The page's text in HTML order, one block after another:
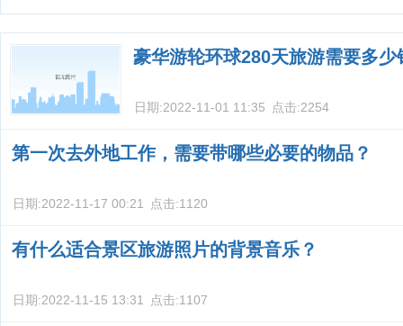
豪华游轮环球280天旅游需要多少
日期:2022-11-01 11:35 点击:2254
第一次去外地工作，需要带哪些必要的物品？
日期:2022-11-17 00:21 点击:1120
有什么适合景区旅游照片的背景音乐？
日期:2022-11-15 13:31 点击:1107